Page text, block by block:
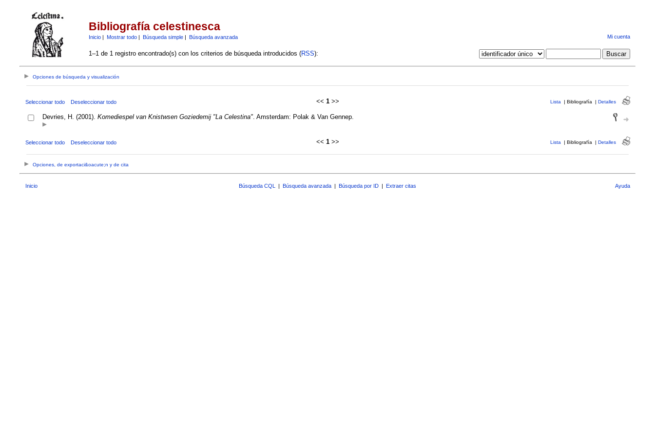
Bibliografía celestinesca
Inicio| Mostrar todo| Búsqueda simple| Búsqueda avanzada Mi cuenta
1–1 de 1 registro encontrado(s) con los criterios de búsqueda introducidos (RSS):
Opciones de búsqueda y visualización
Seleccionar todo Deseleccionar todo << 1>> Lista | Bibliografía | Detalles
Devries, H. (2001). Komediespel van Knistwsen Goziedemij "La Celestina". Amsterdam: Polak & Van Gennep.
Seleccionar todo Deseleccionar todo << 1>> Lista | Bibliografía | Detalles
Opciones, de exportaci&oacute;n y de cita
Inicio Búsqueda CQL | Búsqueda avanzada | Búsqueda por ID | Extraer citas Ayuda